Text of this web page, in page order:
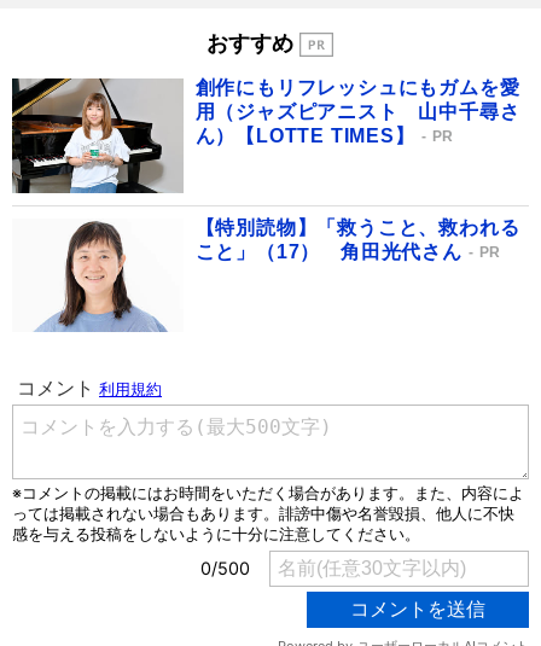
おすすめ
創作にもリフレッシュにもガムを愛
用（ジャズピアニスト 山中千尋さ
ん）【LOTTE TIMES】
PR
【特別読物】「救うこと、救われる
こと」（17） 角田光代さん
PR